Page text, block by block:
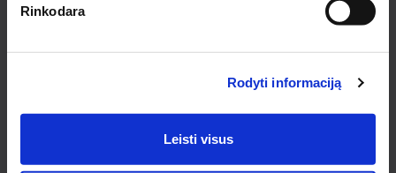
Rinkodara
Rodyti informaciją
Leisti visus
kaunas@medziobites.lt
VII nedirbame